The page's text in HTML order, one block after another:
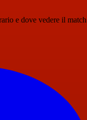
e dove vedere il match